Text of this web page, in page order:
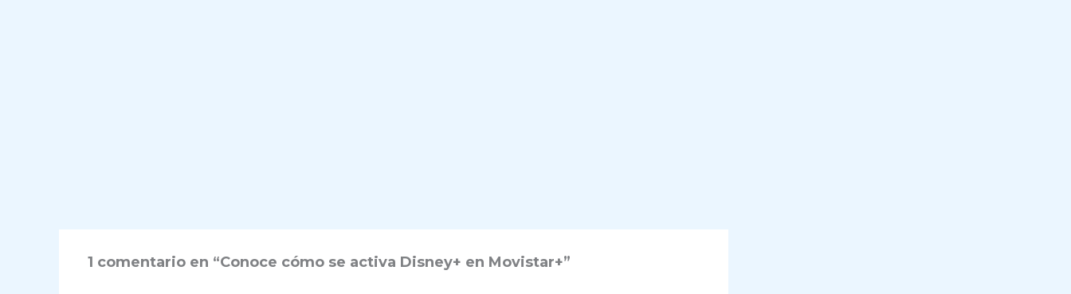
1 comentario en “Conoce cómo se activa Disney+ en Movistar+”